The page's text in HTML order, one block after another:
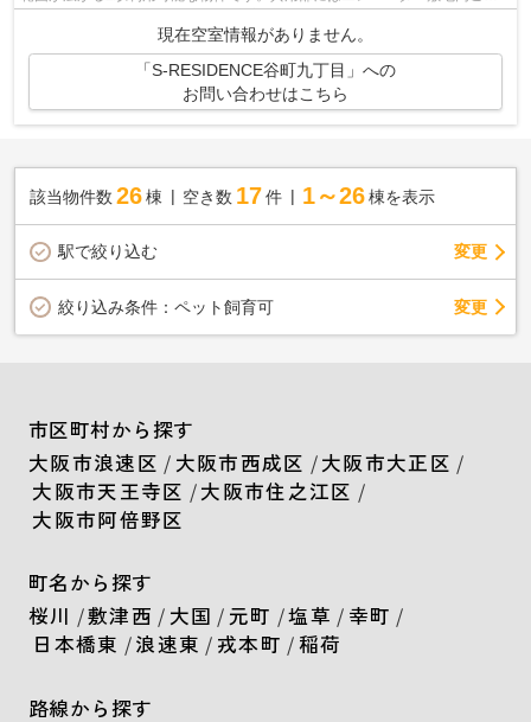
現在空室情報がありません。
「S-RESIDENCE谷町九丁目」への
お問い合わせはこちら
該当物件数 26棟 空き数 17 件 1～26 棟を表示
駅で絞り込む 変更
絞り込み条件： ペット飼育可 変更
市区町村から探す
大阪市浪速区 / 大阪市西成区 /大阪市大正区 /
大阪市天王寺区 /大阪市住之江区 /
大阪市阿倍野区
町名から探す
桜川 /敷津西 / 大国 / 元町 /塩草 / 幸町 /
日本橋東 /浪速東 / 戎本町 /稲荷
路線から探す